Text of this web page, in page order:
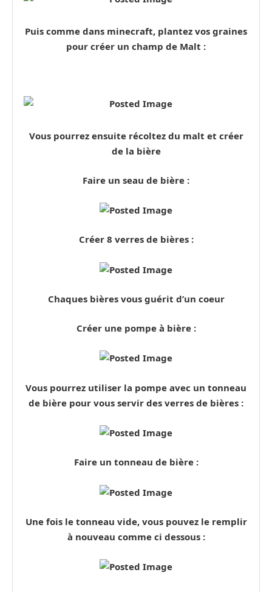
Puis comme dans minecraft, plantez vos graines
pour créer un champ de Malt :
Vous pourrez ensuite récoltez du malt et créer
de la bière
Faire un seau de bière :
Créer 8 verres de bières :
Chaques bières vous guérit d’un coeur
Créer une pompe à bière :
Vous pourrez utiliser la pompe avec un tonneau
de bière pour vous servir des verres de bières :
Faire un tonneau de bière :
Une fois le tonneau vide, vous pouvez le remplir
à nouveau comme ci dessous :